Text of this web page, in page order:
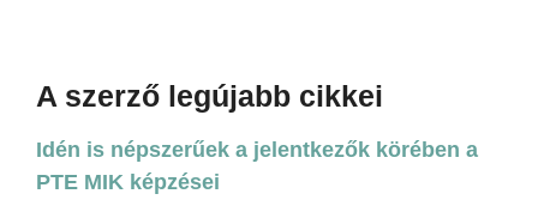
A szerző legújabb cikkei
Idén is népszerűek a jelentkezők körében a
PTE MIK képzései